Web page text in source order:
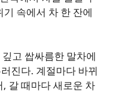
속에서 차 한 잔에
깊고 쌉싸름한 말차에
진다. 계절마다 바뀌
갈 때마다 새로운 차